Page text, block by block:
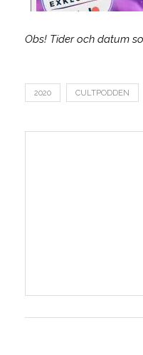
Obs! Tider och datum
2020 CULTPODDEN